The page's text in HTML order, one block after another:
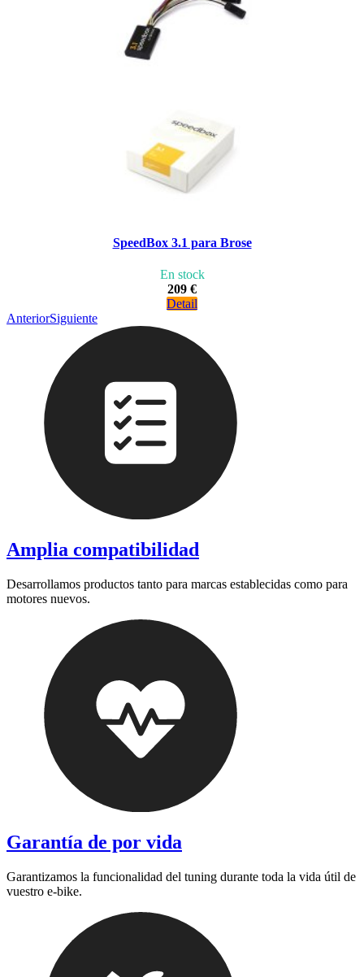
SpeedBox 3.1 para Brose
En stock
209 €
Detail
AnteriorSiguiente
Amplia compatibilidad
Desarrollamos productos tanto para marcas establecidas como para
motores nuevos.
Garantía de por vida
Garantizamos la funcionalidad del tuning durante toda la vida útil de
vuestro e-bike.